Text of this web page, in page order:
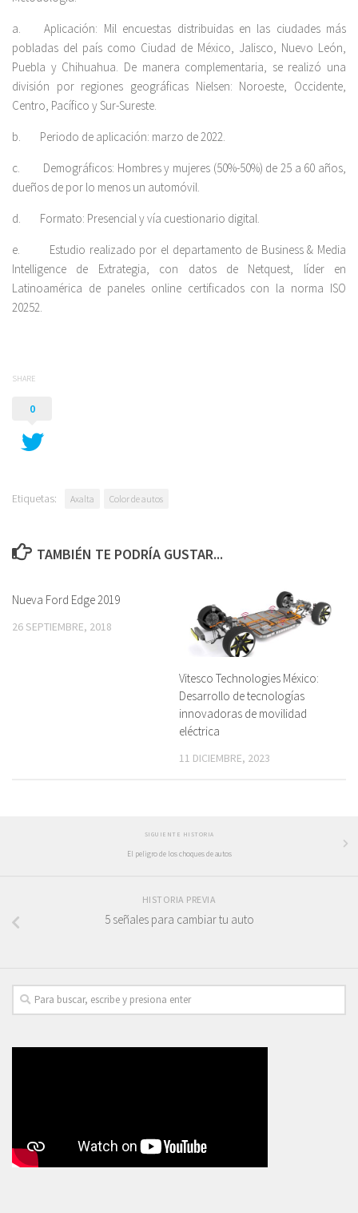
a. Aplicación: Mil encuestas distribuidas en las ciudades más
pobladas del país como Ciudad de México, Jalisco, Nuevo León,
Puebla y Chihuahua. De manera complementaria, se realizó una
división por regiones geográficas Nielsen: Noroeste, Occidente,
Centro, Pacífico y Sur-Sureste.
b. Periodo de aplicación: marzo de 2022.
c. Demográficos: Hombres y mujeres (50%-50%) de 25 a 60 años,
dueños de por lo menos un automóvil.
d. Formato: Presencial y vía cuestionario digital.
e. Estudio realizado por el departamento de Business & Media
Intelligence de Extrategia, con datos de Netquest, líder en
Latinoamérica de paneles online certificados con la norma ISO
20252.
SHARE
0
Etiquetas: Axalta Color de autos
TAMBIÉN TE PODRÍA GUSTAR...
Nueva Ford Edge 2019
26 SEPTIEMBRE, 2018
Vitesco Technologies México:
Desarrollo de tecnologías
innovadoras de movilidad
eléctrica
11 DICIEMBRE, 2023
SIGUIENTE HISTORIA
El peligro de los choques de autos
HISTORIA PREVIA
5 señales para cambiar tu auto